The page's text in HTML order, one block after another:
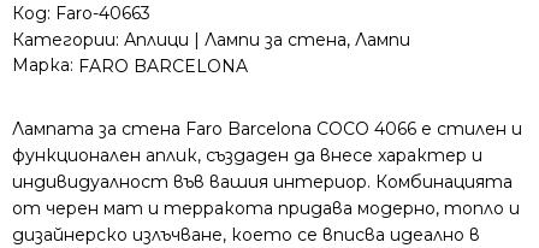
Код: Faro-40663
Категории: Аплици | Лампи за стена, Лампи
Марка: FARO BARCELONA
Лампата за стена Faro Barcelona COCO 4066 е стилен и
функционален аплик, създаден да внесе характер и
индивидуалност във вашия интериор. Комбинацията
от черен мат и терракота придава модерно, топло и
дизайнерско излъчване, което се вписва идеално в